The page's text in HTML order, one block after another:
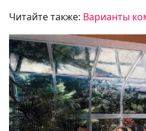
Читайте также: Варианты